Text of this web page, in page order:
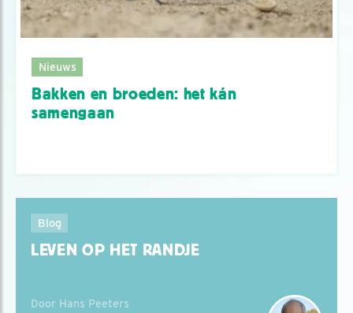
Nieuws
Bakken en broeden: het kán
samengaan
Blog
LEVEN OP HET RANDJE
Door Hans Peeters